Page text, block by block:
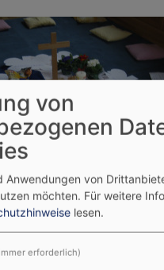
den Kindergottesdiensten, die
beginnen den Gottesdienst
ersten Gemeindelied ins
von
Anwendungen von
möchten. Für weitere
lesen.
erforderlich)